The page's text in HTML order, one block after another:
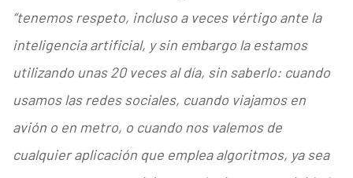
“tenemos respeto, incluso a veces vértigo ante la
inteligencia artificial, y sin embargo la estamos
utilizando unas 20 veces al día, sin saberlo: cuando
usamos las redes sociales, cuando viajamos en
avión o en metro, o cuando nos valemos de
cualquier aplicación que emplea algoritmos, ya sea